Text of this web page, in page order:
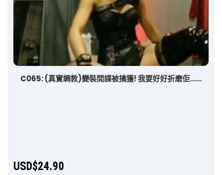
C065: (真實調教)變裝間諜被擒獲! 我要好好折磨佢……
USD$24.90